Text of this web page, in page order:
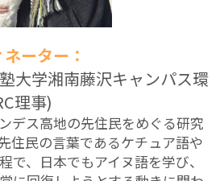
ーター：
大学湘南藤沢キャンパス環
理事)
デス高地の先住民をめぐる研究
住民の言葉であるケチュア語や
で、日本でもアイヌ語を学び、
月稲刈り
11月
生きること